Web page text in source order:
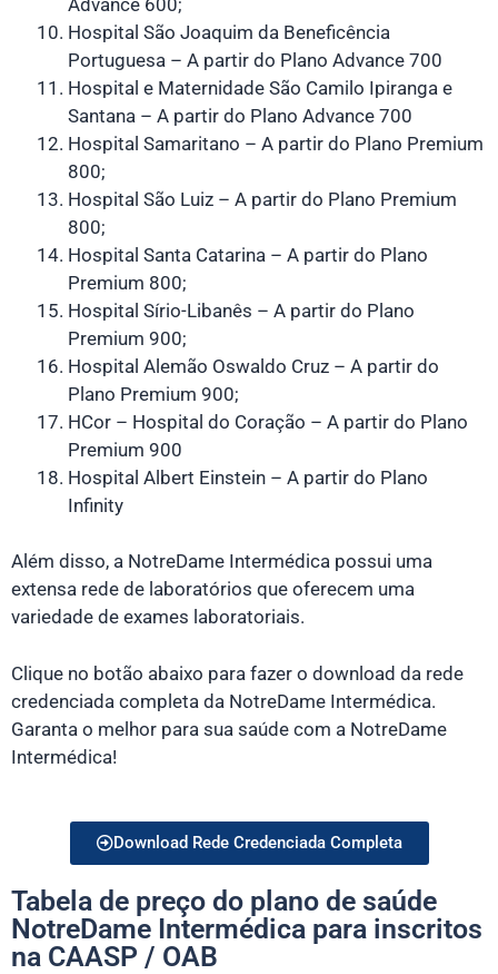
Hospital São Joaquim da Beneficência
Portuguesa – A partir do Plano Advance 700
Hospital e Maternidade São Camilo Ipiranga e
Santana – A partir do Plano Advance 700
Hospital Samaritano – A partir do Plano Premium
800;
Hospital São Luiz – A partir do Plano Premium
800;
Hospital Santa Catarina – A partir do Plano
Premium 800;
Hospital Sírio-Libanês – A partir do Plano
Premium 900;
Hospital Alemão Oswaldo Cruz – A partir do
Plano Premium 900;
HCor – Hospital do Coração – A partir do Plano
Premium 900
Hospital Albert Einstein – A partir do Plano
Infinity
Além disso, a NotreDame Intermédica possui uma
extensa rede de laboratórios que oferecem uma
variedade de exames laboratoriais.
Clique no botão abaixo para fazer o download da rede
credenciada completa da NotreDame Intermédica.
Garanta o melhor para sua saúde com a NotreDame
Intermédica!
Download Rede Credenciada Completa
Tabela de preço do plano de saúde
NotreDame Intermédica para inscritos
na CAASP / OAB